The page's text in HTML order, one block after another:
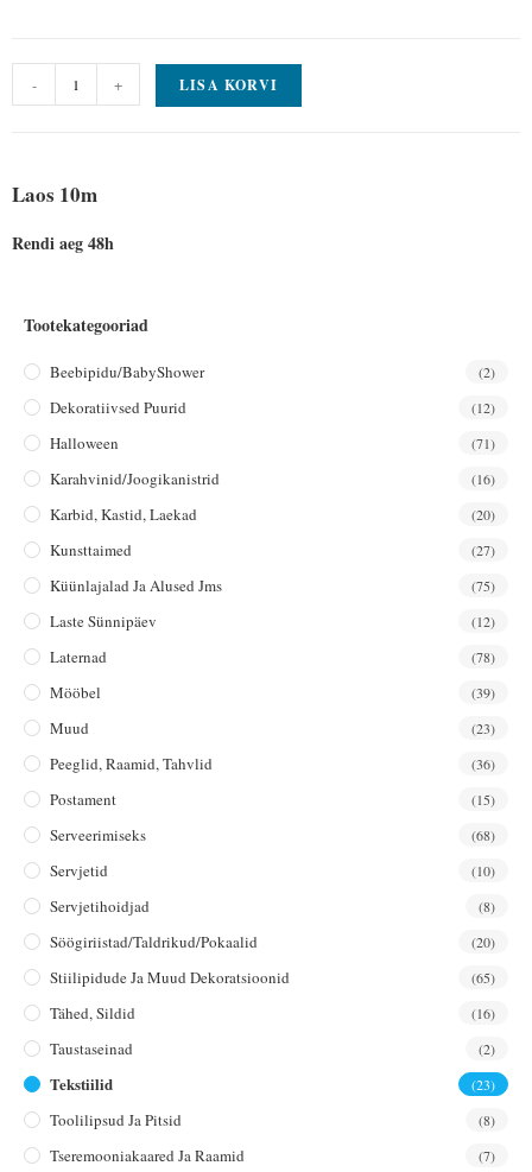
- + LISA KORVI
Laos 10m
Rendi aeg 48h
Tootekategooriad
Beebipidu/BabyShower (2)
Dekoratiivsed Puurid (12)
Halloween (71)
Karahvinid/joogikanistrid (16)
Karbid, Kastid, Laekad (20)
Kunsttaimed (27)
Küünlajalad Ja Alused Jms (75)
Laste Sünnipäev (12)
Laternad (78)
Mööbel (39)
Muud (23)
Peeglid, Raamid, Tahvlid (36)
Postament (15)
Serveerimiseks (68)
Servjetid (10)
Servjetihoidjad (8)
Söögiriistad/taldrikud/pokaalid (20)
Stiilipidude Ja Muud Dekoratsioonid (65)
Tähed, Sildid (16)
Taustaseinad (2)
Tekstiilid (23)
Toolilipsud Ja Pitsid (8)
Tseremooniakaared Ja Raamid (7)